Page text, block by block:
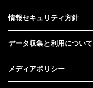
情報セキュリティ方針
データ収集と利用について
メディアポリシー